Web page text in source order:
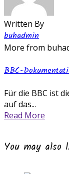
Written By
buhadmin
More from
BBC-
Für die BBC ist
auf das...
Read More
You may also